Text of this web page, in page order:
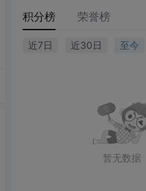
积分榜 荣誉榜
近7日 近30日 至今
暂无数据